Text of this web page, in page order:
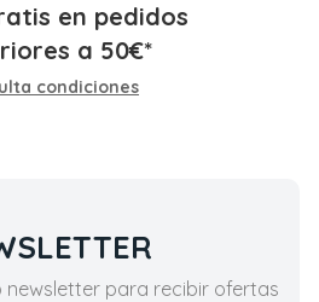
en pedidos
a 50€*
condiciones
newsletter para recibir ofertas